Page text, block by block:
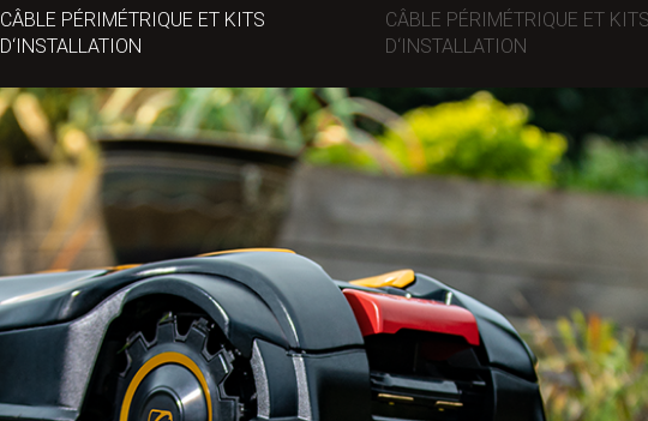
CÂBLE PÉRIMÉTRIQUE ET KITS
D‘INSTALLATION
CÂBLE PÉRIMÉTRIQUE ET KITS
D‘INSTALLATION